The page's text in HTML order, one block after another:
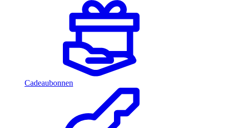
Cadeaubonnen